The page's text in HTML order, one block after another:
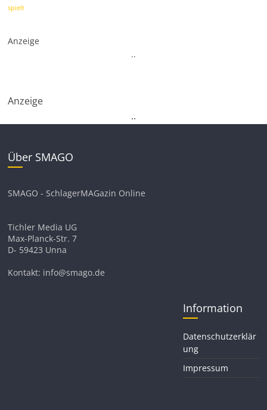
spielt
Anzeige
..
Anzeige
..
Über SMAGO
SMAGO - SchlagerMAGazin Online
Tichler Media UG
Max-Planck-Str. 7
D- 59423 Unna
Kontakt: info@smago.de
Information
Datenschutzerklär
ung
Impressum